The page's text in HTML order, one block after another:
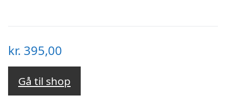
kr. 395,00
Gå til shop